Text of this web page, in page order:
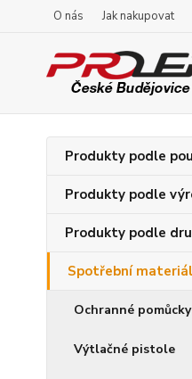
O nás Jak nakupovat
Produkty podle
Produkty podle
Produkty podle
Spotřební materiál
Ochranné pomůcky
Výtlačné pistole